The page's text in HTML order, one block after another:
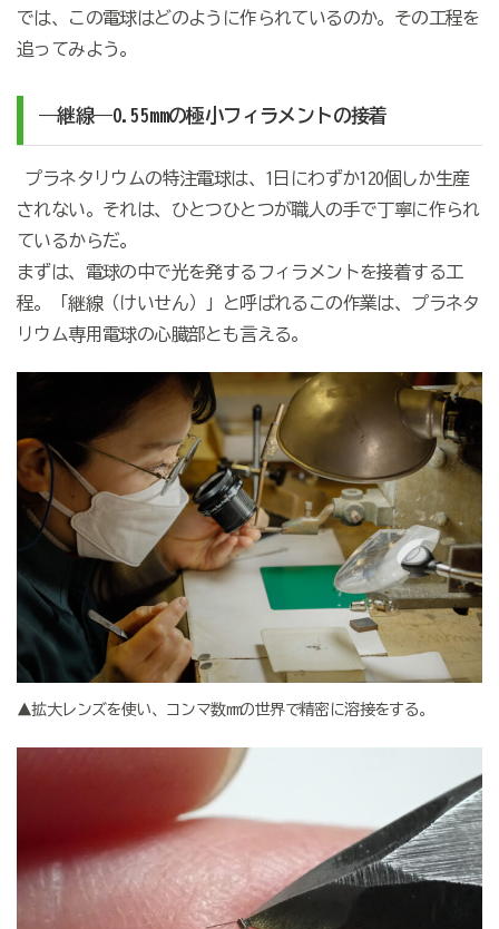
では、この電球はどのように作られているのか。その工程を
追ってみよう。
―継線―0.55mmの極小フィラメントの接着
プラネタリウムの特注電球は、 1 日にわずか120個しか生産
されない。それは、ひとつひとつが職人の手で丁寧に作られ
ているからだ。
まずは、電球の中で光を発するフィラメントを接着する工
程。「継線（けいせん）」と呼ばれるこの作業は、プラネタ
リウム専用電球の心臓部とも言える。
▲拡大レンズを使い、コンマ数mmの世界で精密に溶接をする。